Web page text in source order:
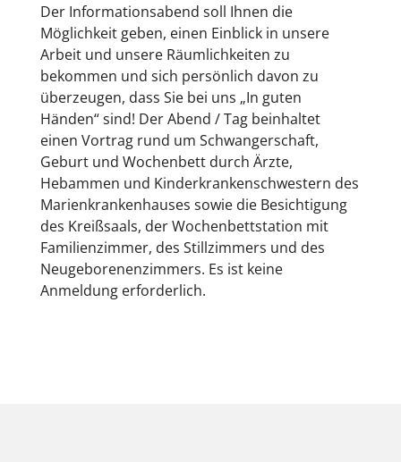
Der Informationsabend soll Ihnen die
Möglichkeit geben, einen Einblick in unsere
Arbeit und unsere Räumlichkeiten zu
bekommen und sich persönlich davon zu
überzeugen, dass Sie bei uns „In guten
Händen“ sind! Der Abend / Tag beinhaltet
einen Vortrag rund um Schwangerschaft,
Geburt und Wochenbett durch Ärzte,
Hebammen und Kinderkrankenschwestern des
Marienkrankenhauses sowie die Besichtigung
des Kreißsaals, der Wochenbettstation mit
Familienzimmer, des Stillzimmers und des
Neugeborenenzimmers. Es ist keine
Anmeldung erforderlich.